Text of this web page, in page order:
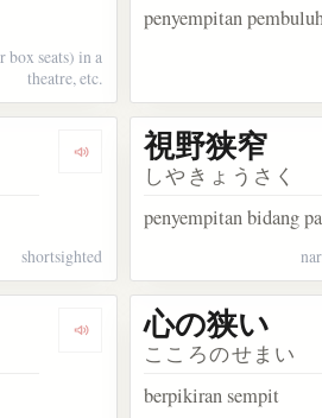
box seats) in a
theatre, etc.
penyempitan
Dengarkan kosakata 視野の狭い
shortsighted
視野狭窄
しやきょうさく
penyempitan bidang
Dengarkan kosakata 心が狭い
心の狭い
こころのせまい
berpikiran sempit